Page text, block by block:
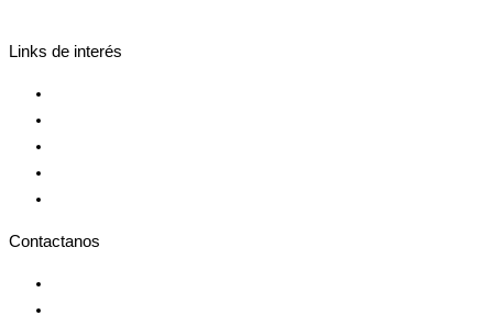
Links de interés
Contactanos